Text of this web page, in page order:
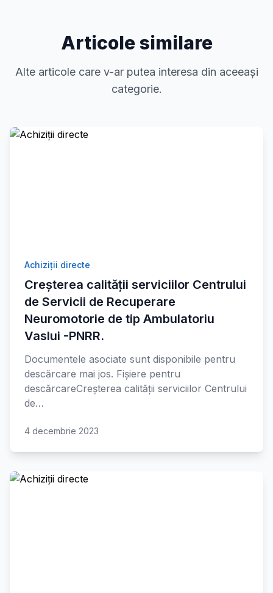
Articole similare
Alte articole care v-ar putea interesa din aceeași
categorie.
Achiziții directe
Creșterea calității serviciilor Centrului
de Servicii de Recuperare
Neuromotorie de tip Ambulatoriu
Vaslui -PNRR.
Documentele asociate sunt disponibile pentru
descărcare mai jos. Fișiere pentru
descărcareCreșterea calității serviciilor Centrului
de…
4 decembrie 2023